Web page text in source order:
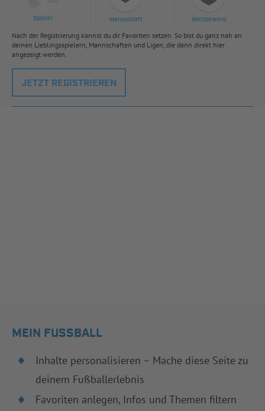
Spieler Mannschaft Wettbewerb
Nach der Registrierung kannst du dir Favoriten setzen. So bist du ganz nah an
deinen Lieblingsspielern, Mannschaften und Ligen, die dann direkt hier
angezeigt werden.
JETZT REGISTRIEREN
MEIN FUSSBALL
Inhalte personalisieren – Mache diese Seite zu
deinem Fußballerlebnis
Favoriten anlegen, Infos und Themen filtern